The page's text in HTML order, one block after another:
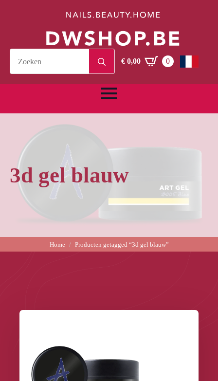
for:€0,00 0
3d gel blauw
Home Producten getagged “3d gel blauw”